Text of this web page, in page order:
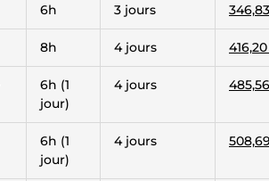
6h 3 jours
8h 4 jours
6h (1
jour)
4 jours
6h (1
jour)
4 jours